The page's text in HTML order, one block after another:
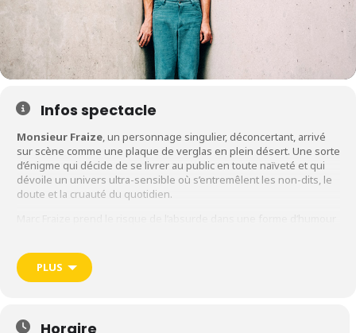
Infos spectacle
Monsieur Fraize, un personnage singulier, déconcertant, arrivé
sur scène comme une plaque de verglas en plein désert. Une sorte
d’énigme qui décide de se livrer au public en toute naïveté et qui
dévoile un univers ultra-sensible où s’entremêlent les non-dits, le
doute et la cruauté du quotidien.
► Spectacle le samedi 14 décembre (20h) à la Salle Molière
(Lyon).
PLUS
Horaire